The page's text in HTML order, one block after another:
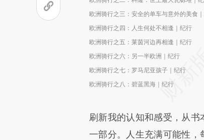
欧洲骑行之三：安全的单车与意外的美食
欧洲骑行之四：人生何处不相逢｜纪行
欧洲骑行之五：莱茵河边再相逢｜纪行
欧洲骑行之六：另一半欧洲｜纪行
欧洲骑行之七：罗马尼亚孩子｜纪行
欧洲骑行之八：碧蓝黑海｜纪行
刷新我的认知和感受，从
一部分。人生充满可能性